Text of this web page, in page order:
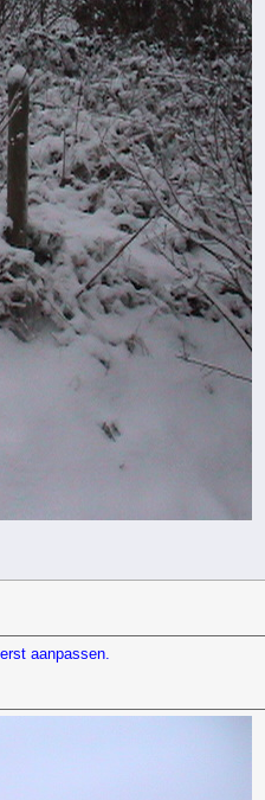
aanpassen.